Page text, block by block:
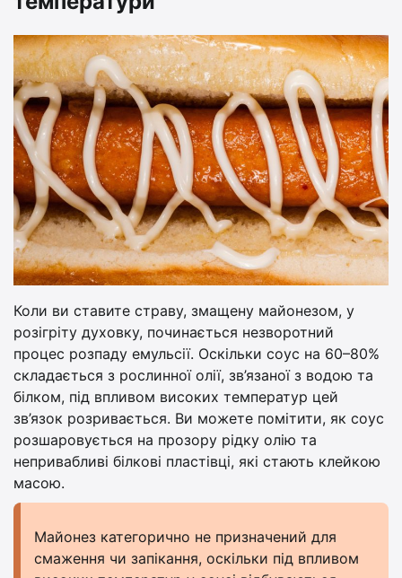
Коли ви ставите страву, змащену майонезом, у
розігріту духовку, починається незворотний
процес розпаду емульсії. Оскільки соус на 60–80%
складається з рослинної олії, зв’язаної з водою та
білком, під впливом високих температур цей
зв’язок розривається. Ви можете помітити, як соус
розшаровується на прозору рідку олію та
непривабливі білкові пластівці, які стають клейкою
масою.
Майонез категорично не призначений для
смаження чи запікання, оскільки під впливом